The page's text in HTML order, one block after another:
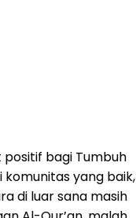
positif bagi Tumbuh
yang baik,
di luar sana masih